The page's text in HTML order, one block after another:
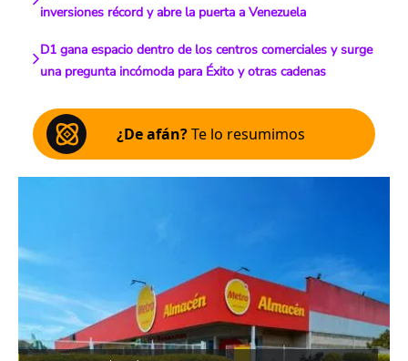
inversiones récord y abre la puerta a Venezuela
D1 gana espacio dentro de los centros comerciales y surge
una pregunta incómoda para Éxito y otras cadenas
¿De afán?Te lo resumimos